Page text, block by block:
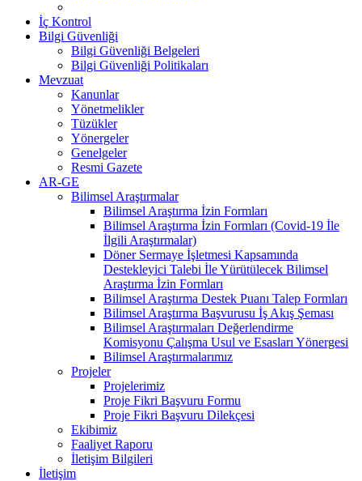
İç Kontrol
Bilgi Güvenliği
Bilgi Güvenliği Belgeleri
Bilgi Güvenliği Politikaları
Mevzuat
Kanunlar
Yönetmelikler
Tüzükler
Yönergeler
Genelgeler
Resmi Gazete
AR-GE
Bilimsel Araştırmalar
Bilimsel Araştırma İzin Formları
Bilimsel Araştırma İzin Formları (Covid-19 İle
İlgili Araştırmalar)
Döner Sermaye İşletmesi Kapsamında
Destekleyici Talebi İle Yürütülecek Bilimsel
Araştırma İzin Formları
Bilimsel Araştırma Destek Puanı Talep Formları
Bilimsel Araştırma Başvurusu İş Akış Şeması
Bilimsel Araştırmaları Değerlendirme
Komisyonu Çalışma Usul ve Esasları Yönergesi
Bilimsel Araştırmalarımız
Projeler
Projelerimiz
Proje Fikri Başvuru Formu
Proje Fikri Başvuru Dilekçesi
Ekibimiz
Faaliyet Raporu
İletişim Bilgileri
İletişim